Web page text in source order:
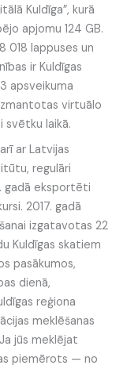
Kuldīga”, kurā
apjomu 124 GB.
018 lappuses un
ir Kuldīgas
apsveikuma
virtuālo
svētku laikā.
ar Latvijas
regulāri
gadā eksportēti
2017. gadā
izgatavotas 22
Kuldīgas skatiem
pasākumos,
dienā,
reģiona
meklēšanas
jūs meklējat
piemērots — no